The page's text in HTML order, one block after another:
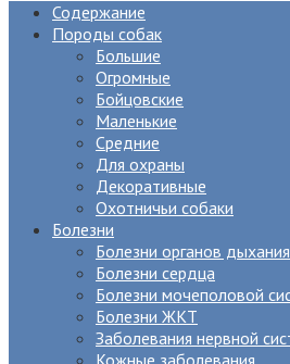
Содержание
Породы собак
Большие
Огромные
Бойцовские
Маленькие
Средние
Для охраны
Декоративные
Охотничьи собаки
Болезни
Болезни органов дыхания
Болезни сердца
Болезни мочеполовой
Болезни ЖКТ
Заболевания нервной
Кожные заболевания